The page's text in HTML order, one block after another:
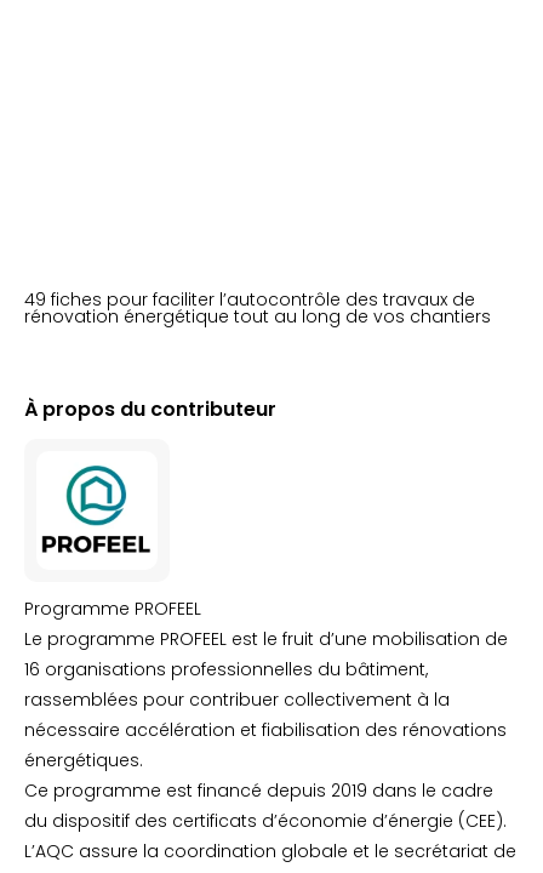
49 fiches pour faciliter l’autocontrôle des travaux de
rénovation énergétique tout au long de vos chantiers
À propos du contributeur
Programme PROFEEL
Le programme PROFEEL est le fruit d’une mobilisation de
16 organisations professionnelles du bâtiment,
rassemblées pour contribuer collectivement à la
nécessaire accélération et fiabilisation des rénovations
énergétiques.
Ce programme est financé depuis 2019 dans le cadre
du dispositif des certificats d’économie d’énergie (CEE).
L’AQC assure la coordination globale et le secrétariat de